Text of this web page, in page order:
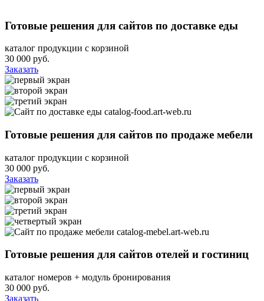
Готовые решения для сайтов по доставке еды
каталог продукции с корзиной
30 000 руб.
Заказать
catalog-food.art-web.ru
Готовые решения для сайтов по продаже мебели
каталог продукции с корзиной
30 000 руб.
Заказать
catalog-mebel.art-web.ru
Готовые решения для сайтов отелей и гостиниц
каталог номеров + модуль бронирования
30 000 руб.
Заказать